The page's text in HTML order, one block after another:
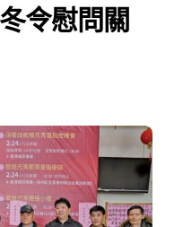
令慰問關